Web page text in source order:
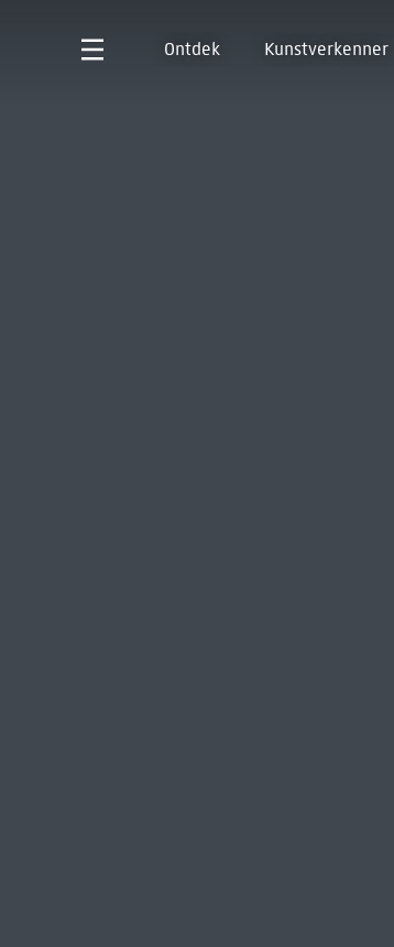
Ontdek Kunstverkenner